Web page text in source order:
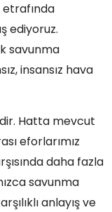
etrafında
ediyoruz.
savunma
insansız hava
Hatta mevcut
eforlarımız
daha fazla
savunma
anlayış ve